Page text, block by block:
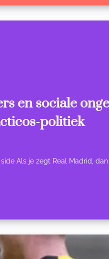
en sociale
politiek
Als je zegt Real Madrid,